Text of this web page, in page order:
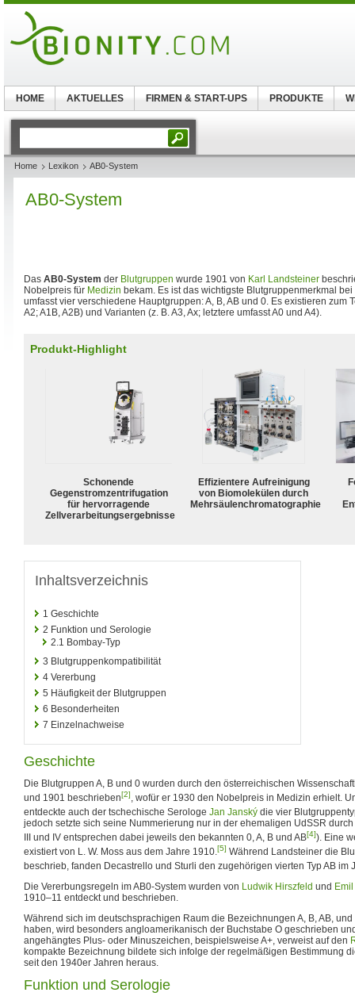
Home Lexikon AB0-System
AB0-System
Das AB0-System der Blutgruppen wurde 1901 von Karl Landsteiner
Nobelpreis für Medizin bekam. Es ist das wichtigste Blutgruppenmerkmal
umfasst vier verschiedene Hauptgruppen: A, B, AB und 0. Es existieren zum
A2; A1B, A2B) und Varianten (z. B. A3, Ax; letztere umfasst A0 und A4).
Produkt-Highlight
Schonende
Gegenstromzentrifugation
für hervorragende
Zellverarbeitungsergebnisse
Effizientere Aufreinigung
von Biomolekülen durch
Mehrsäulenchromatographie
Inhaltsverzeichnis
1 Geschichte
2 Funktion und Serologie
2.1 Bombay-Typ
3 Blutgruppenkompatibilität
4 Vererbung
5 Häufigkeit der Blutgruppen
6 Besonderheiten
7 Einzelnachweise
Geschichte
Die Blutgruppen A, B und 0 wurden durch den österreichischen
und 1901 beschrieben[2], wofür er 1930 den Nobelpreis in Medizin erhielt.
entdeckte auch der tschechische Serologe Jan Janský die vier
jedoch setzte sich seine Nummerierung nur in der ehemaligen UdSSR
III und IV entsprechen dabei jeweils den bekannten 0, A, B und AB[4]). Eine
existiert von L. W. Moss aus dem Jahre 1910.[5] Während Landsteiner die
beschrieb, fanden Decastrello und Sturli den zugehörigen vierten Typ AB im
Die Vererbungsregeln im AB0-System wurden von Ludwik Hirszfeld und
1910–11 entdeckt und beschrieben.
Während sich im deutschsprachigen Raum die Bezeichnungen A, B, AB,
haben, wird besonders angloamerikanisch der Buchstabe O geschrieben
angehängtes Plus- oder Minuszeichen, beispielsweise A+, verweist auf den
kompakte Bezeichnung bildete sich infolge der regelmäßigen Bestimmung
seit den 1940er Jahren heraus.
Funktion und Serologie
HOME AKTUELLES FIRMEN & START-UPS PRODUKTE